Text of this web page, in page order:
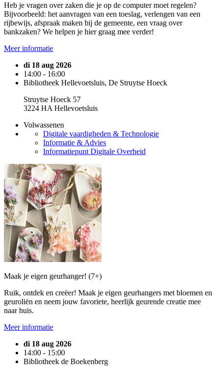
Heb je vragen over zaken die je op de computer moet regelen?
Bijvoorbeeld: het aanvragen van een toeslag, verlengen van een
rijbewijs, afspraak maken bij de gemeente, een vraag over
bankzaken? We helpen je hier graag mee verder!
Meer informatie
di 18 aug 2026
14:00 - 16:00
Bibliotheek Hellevoetsluis, De Struytse Hoeck
Struytse Hoeck 57
3224 HA Hellevoetsluis
Volwassenen
Digitale vaardigheden & Technologie
Informatie & Advies
Informatiepunt Digitale Overheid
Maak je eigen geurhanger! (7+)
Ruik, ontdek en creëer! Maak je eigen geurhangers met bloemen en
geuroliën en neem jouw favoriete, heerlijk geurende creatie mee
naar huis.
Meer informatie
di 18 aug 2026
14:00 - 15:00
Bibliotheek de Boekenberg